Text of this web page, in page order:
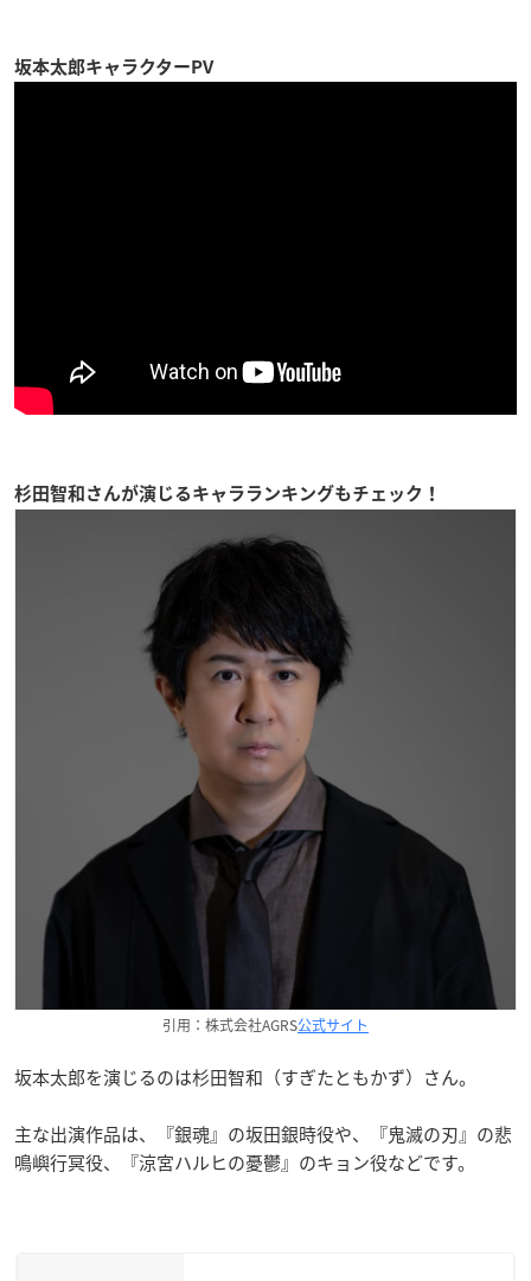
坂本太郎キャラクターPV
杉田智和さんが演じるキャラランキングもチェック！
引用：株式会社AGRS公式サイト
坂本太郎を演じるのは杉田智和（すぎたともかず）さん。
主な出演作品は、『銀魂』の坂田銀時役や、『鬼滅の刃』の悲
鳴嶼行冥役、『涼宮ハルヒの憂鬱』のキョン役などです。